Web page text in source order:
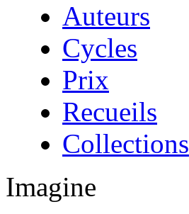
Auteurs
Cycles
Prix
Recueils
Collections
Imagine